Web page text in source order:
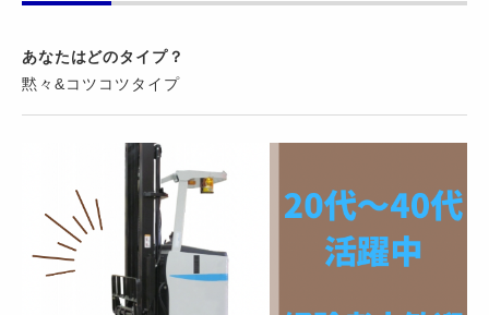
あなたはどのタイプ？
黙々&コツコツタイプ